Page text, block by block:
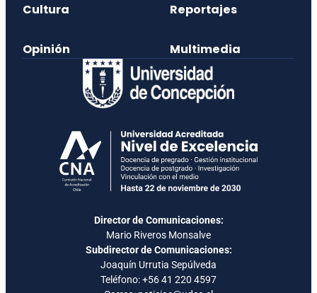
Cultura Reportajes
Opinión Multimedia
Director de Comunicaciones:
Mario Riveros Monsalve
Subdirector de Comunicaciones:
Joaquín Urrutia Sepúlveda
Teléfono:+56 41 220 4597